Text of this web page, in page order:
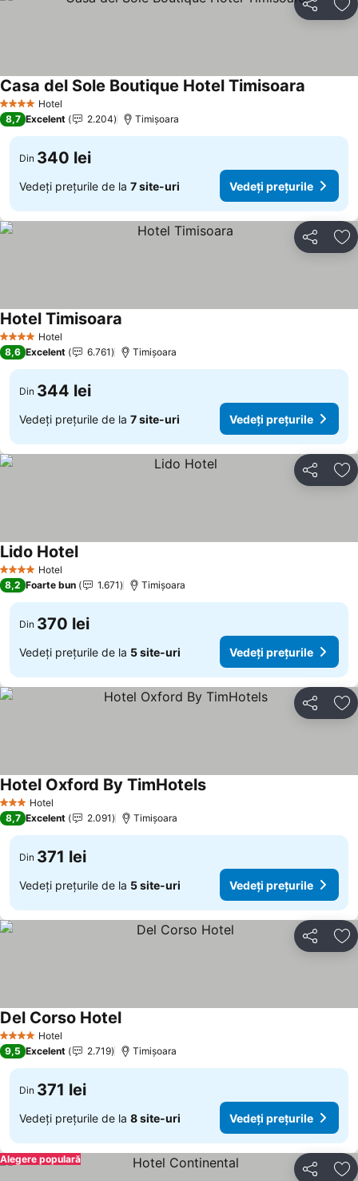
Distribuiți
4 Stele Hotel
Casa del Sole Boutique Hotel Timisoara
8,7 Excelent 2.204 Timișoara
Din 340 lei
Vedeți prețurile de la 7 site-uri Vedeți prețurile
Distribuiți
4 Stele Hotel
Hotel Timisoara
8,6 Excelent 6.761 Timișoara
Din 344 lei
Vedeți prețurile de la 7 site-uri Vedeți prețurile
Distribuiți
4 Stele Hotel
Lido Hotel
8,2 Foarte bun 1.671 Timișoara
Din 370 lei
Vedeți prețurile de la 5 site-uri Vedeți prețurile
Distribuiți
3 SteleHotel
Hotel Oxford By TimHotels
8,7 Excelent 2.091 Timișoara
Din 371 lei
Vedeți prețurile de la 5 site-uri Vedeți prețurile
Distribuiți
4 Stele Hotel
Del Corso Hotel
9,5 Excelent 2.719 Timișoara
Din 371 lei
Vedeți prețurile de la 8 site-uri Vedeți prețurile
Distribuiți
Alegere populară